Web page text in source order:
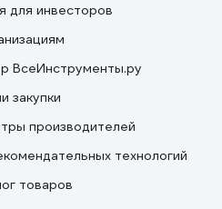
для инвесторов
ВсеИнструменты.ру
закупки
производителей
технологий
товаров